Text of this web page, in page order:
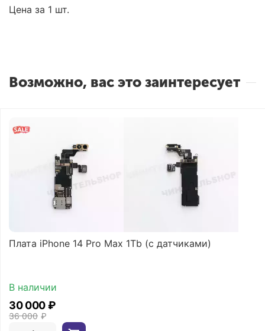
Цена за 1 шт.
Возможно, вас это заинтересует
Плата iPhone 14 Pro Max 1Tb (с датчиками)
В наличии
36 000 ₽
30 000₽